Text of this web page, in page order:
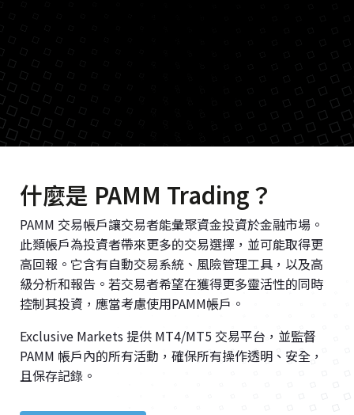
什麼是 PAMM Trading？
PAMM 交易帳戶讓交易者能彙聚資金投資於金融市場。
此類帳戶為投資者帶來更多的交易選擇，並可能取得更
高回報。它含有自動交易系統、風險管理工具，以及高
級分析和報告。若交易者希望在獲得更多靈活性的同時
控制其投資，應當考慮使用PAMM帳戶。
Exclusive Markets 提供 MT4/MT5 交易平台，並監督
PAMM 帳戶內的所有活動，確保所有操作透明、安全，
且保存記錄。